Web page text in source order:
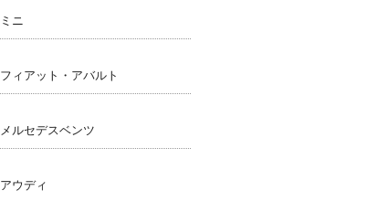
ミニ
フィアット・アバルト
メルセデスベンツ
アウディ